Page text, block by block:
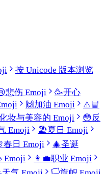
按 Unicode 版本浏览
悲伤 Emoji 🥳开心
🙌 加油 Emoji ⚠️冒
妆与美容的 Emoji 😳反
Emoji 🏖️夏日 Emoji
春日 Emoji 🎄圣诞
Emoji 👩‍💼职业 Emoji